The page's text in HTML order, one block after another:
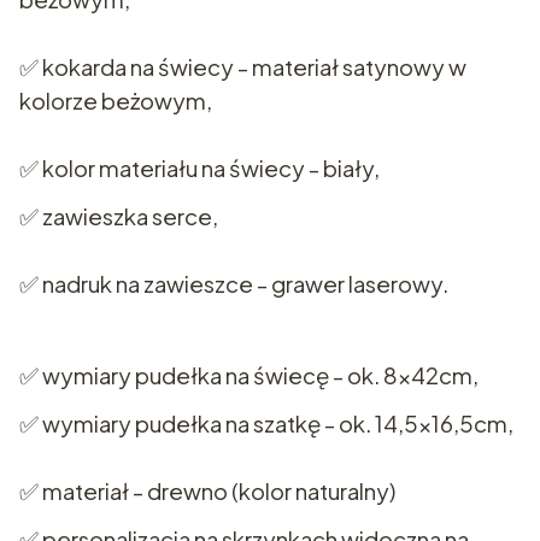
✅ kokarda na świecy - materiał satynowy w
kolorze beżowym,
✅ kolor materiału na świecy - biały,
✅ zawieszka serce,
✅ nadruk na zawieszce - grawer laserowy.
✅ wymiary pudełka na świecę - ok. 8x42cm,
✅ wymiary pudełka na szatkę - ok. 14,5x16,5cm,
✅ materiał - drewno (kolor naturalny)